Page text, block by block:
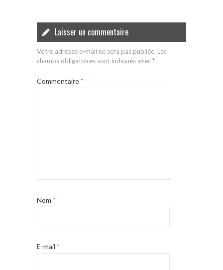
Laisser un commentaire
Votre adresse e-mail ne sera pas publiée. Les
champs obligatoires sont indiqués avec*
Commentaire*
Nom *
E-mail *